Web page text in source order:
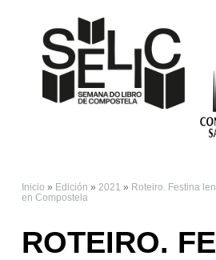
VOSTEDE
Inicio » Edición »2021 » Roteiro. Festina
en Compostela
ROTEIRO.